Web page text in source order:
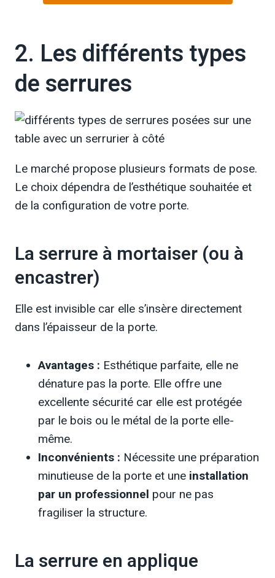
2. Les différents types
de serrures
Le marché propose plusieurs formats de pose.
Le choix dépendra de l’esthétique souhaitée et
de la configuration de votre porte.
La serrure à mortaiser (ou à
encastrer)
Elle est invisible car elle s’insère directement
dans l’épaisseur de la porte.
Avantages : Esthétique parfaite, elle ne
dénature pas la porte. Elle offre une
excellente sécurité car elle est protégée
par le bois ou le métal de la porte elle-
même.
Inconvénients : Nécessite une préparation
minutieuse de la porte et une installation
par un professionnel pour ne pas
fragiliser la structure.
La serrure en applique